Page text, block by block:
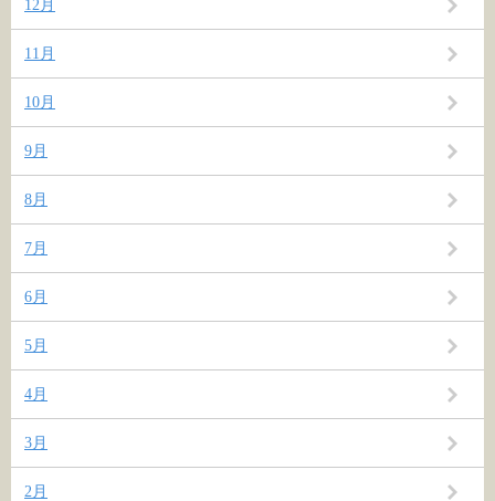
12月
11月
10月
9月
8月
7月
6月
5月
4月
3月
2月